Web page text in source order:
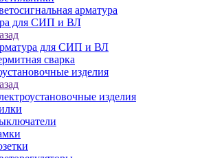
арматура
для СИП и ВЛ
для СИП и ВЛ
сварка
изделия
изделия